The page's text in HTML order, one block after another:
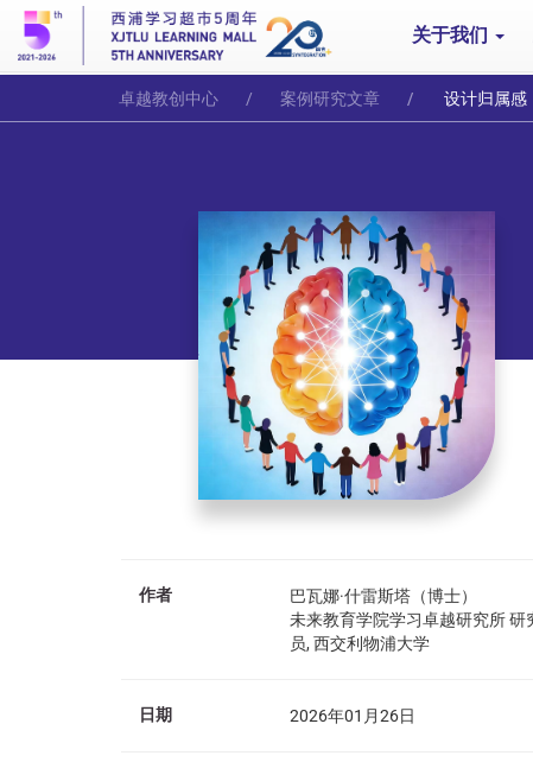
关于我们
卓越教创中心 案例研究文章 设计归属感：在高等教育中
作者
巴瓦娜·什雷斯塔（博士）
未来教育学院学习卓越研究所 研
员, 西交利物浦大学
日期 2026年01月26日